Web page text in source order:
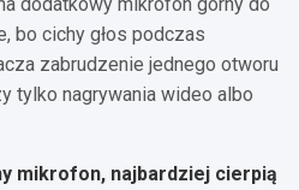
bo cichy głos podczas
zabrudzenie jednego otworu
tylko nagrywania wideo albo
mikrofon, najbardziej cierpią